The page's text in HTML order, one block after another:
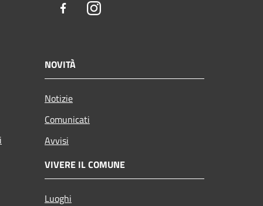
FacebookInstagram
NOVITÀ
Notizie
Comunicati
Avvisi
VIVERE IL COMUNE
Luoghi